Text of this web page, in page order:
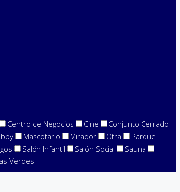
Centro de Negocios Cine
Conjunto Cerrado
Mascotario Mirador Otra
Parque
Salón Infantil Salón Social
Sauna
Verdes